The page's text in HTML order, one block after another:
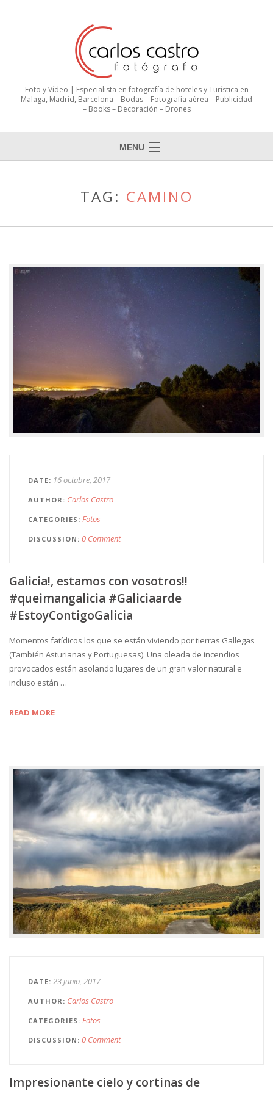
Foto y Vídeo | Especialista en fotografía de hoteles y Turística en
Malaga, Madrid, Barcelona – Bodas – Fotografía aérea – Publicidad
– Books – Decoración – Drones
MENU
TAG: CAMINO
DATE 16 octubre, 2017
AUTHOR Carlos Castro
CATEGORIES Fotos
DISCUSSION 0 Comment
Galicia!, estamos con vosotros!!
#queimangalicia #Galiciaarde
#EstoyContigoGalicia
Momentos fatídicos los que se están viviendo por tierras Gallegas
(También Asturianas y Portuguesas). Una oleada de incendios
provocados están asolando lugares de un gran valor natural e
incluso están …
READ MORE
DATE 23 junio, 2017
AUTHOR Carlos Castro
CATEGORIES Fotos
DISCUSSION 0 Comment
Impresionante cielo y cortinas de